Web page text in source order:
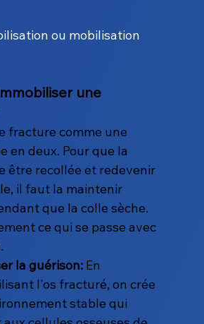
ou mobilisation
une
fracture comme une
en deux. Pour que la
être recollée et redevenir
il faut la maintenir
que la colle sèche.
ce qui se passe avec
la guérison: En
l'os fracturé, on crée
stable qui